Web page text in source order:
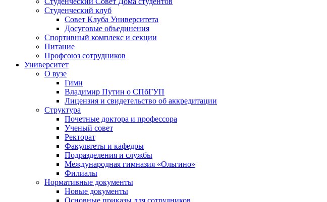
Студенческий клуб
Совет Клуба Университета
Досуговые объединения
Спортивный комплекс и секции
Питание
Профсоюз сотрудников
Университет
О вузе
Гимн
Владимир Путин о СПбГУП
Лицензия и свидетельство об аккредитации
Структура
Почетные доктора и профессора
Ученый совет
Ректорат
Факультеты и кафедры
Подразделения и службы
Международная гимназия «Ольгино»
Филиалы
Нормативные документы
Новые документы
Основные приказы для сотрудников